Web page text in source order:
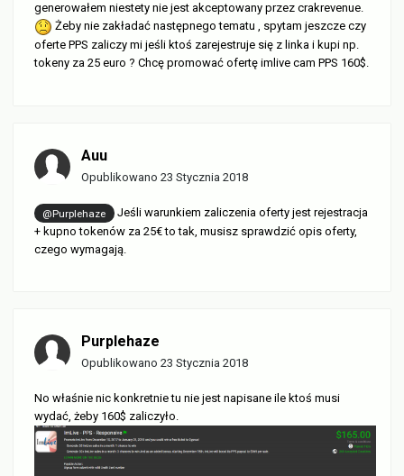
generowałem niestety nie jest akceptowany przez crakrevenue.
Żeby nie zakładać następnego tematu , spytam jeszcze czy
oferte PPS zaliczy mi jeśli ktoś zarejestruje się z linka i kupi np.
tokeny za 25 euro ? Chcę promować ofertę imlive cam PPS 160$.
Auu
Opublikowano 23 Stycznia 2018
@Purplehaze
Jeśli warunkiem zaliczenia oferty jest rejestracja
+ kupno tokenów za 25€ to tak, musisz sprawdzić opis oferty,
czego wymagają.
Purplehaze
Opublikowano 23 Stycznia 2018
No właśnie nic konkretnie tu nie jest napisane ile ktoś musi
wydać, żeby 160$ zaliczyło.